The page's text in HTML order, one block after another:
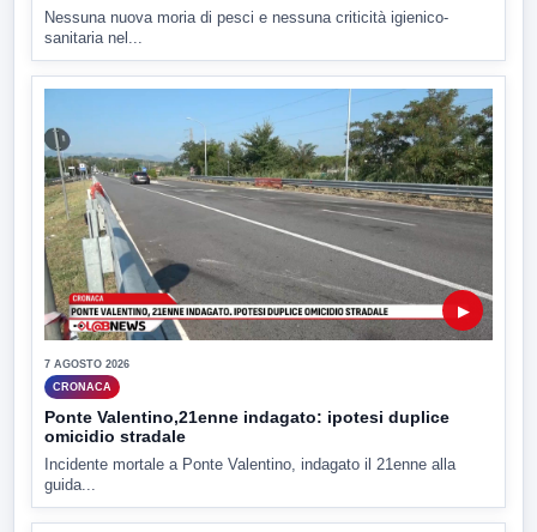
Nessuna nuova moria di pesci e nessuna criticità igienico-
sanitaria nel...
▶
7 AGOSTO 2026
CRONACA
Ponte Valentino,21enne indagato: ipotesi duplice
omicidio stradale
Incidente mortale a Ponte Valentino, indagato il 21enne alla
guida...